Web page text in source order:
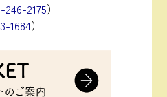
246-2175）
1684）